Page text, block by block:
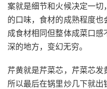
案就是细节和火候决定一
的口味，食材的成熟程度
成食材相同但整体成菜口
深的地方，变幻无穷。
芹黄就是芹菜芯，芹菜芯发
所以最后在锅里炒几下就